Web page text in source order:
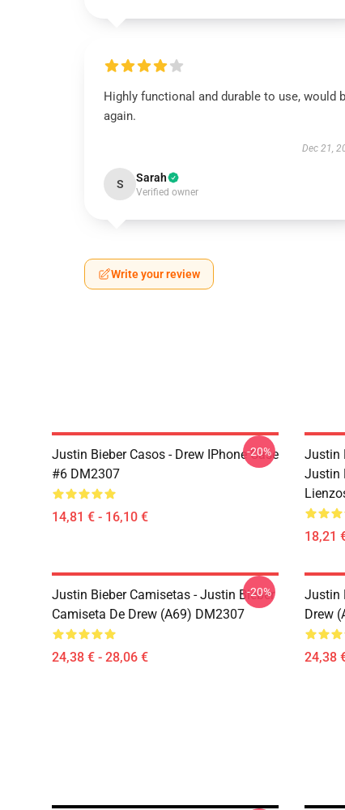
Highly functional and durable to use, would
again.
Dec 21,
S Sarah
Verified owner
Write your review
Justin Bieber Casos - Drew IPhone Case
#6 DM2307
14,81 € - 16,10 €
-20%
Justin
Justin
18,21
Justin Bieber Camisetas - Justin Bieber
Camiseta De Drew (A69) DM2307
24,38 € - 28,06 €
-20%
Justin
Drew
24,38